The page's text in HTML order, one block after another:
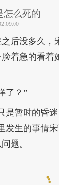
怎么死的
后没多久，
着急的看着
了？”
是暂时的昏
发生的事情
题。